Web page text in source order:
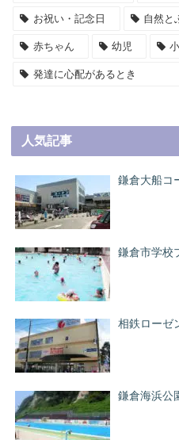
幼児
赤ちゃん
お祝い・記念日
発達に心配があるとき
自然と
人気記事
鎌倉大船コ
鎌倉市学校
相鉄ローゼ
鎌倉海浜公